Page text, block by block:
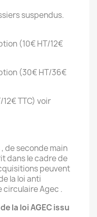
suspendus.
(10€ HT/12€
(30€ HT/36€
TTC) voir
de seconde main
dans le cadre de
peuvent
la loi anti
circulaire Agec .
la loi AGEC issu